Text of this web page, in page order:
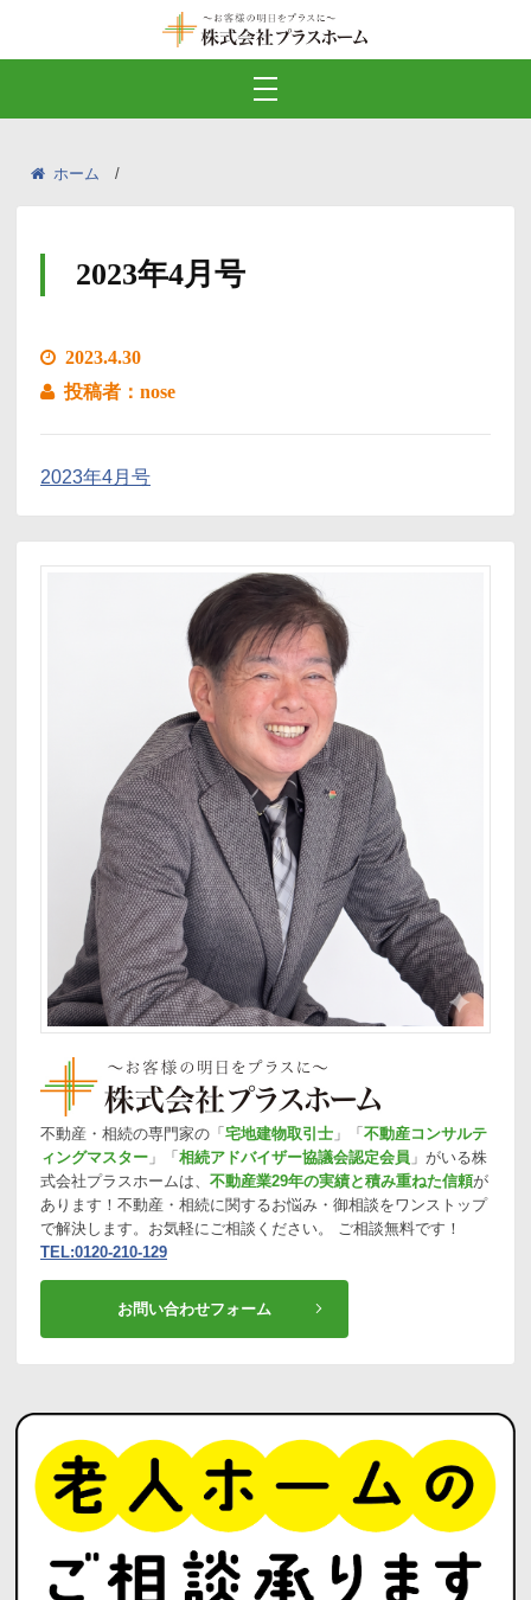
ホーム
2023年4月号
2023.4.30
投稿者：nose
2023年4月号
不動産・相続の専門家の「宅地建物取引士 」「不動産コンサルテ
ィングマスター 」「相続アドバイザー協議会認定会員 」がいる株
式会社プラスホームは、 不動産業29年の実績と積み重ねた信頼が
あります！不動産・相続に関するお悩み・御相談をワンストップ
で解決します。お気軽にご相談ください。 ご相談無料です！
TEL:0120-210-129
お問い合わせフォーム